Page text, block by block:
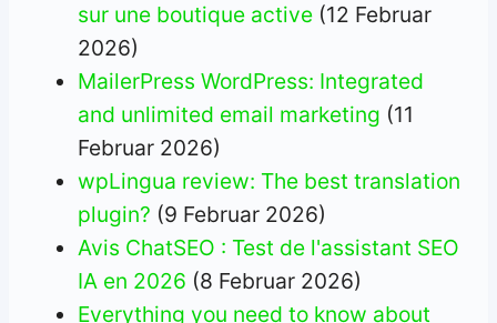
sur une boutique active (12 Februar
2026)
MailerPress WordPress: Integrated
and unlimited email marketing (11
Februar 2026)
wpLingua review: The best translation
plugin? (9 Februar 2026)
Avis ChatSEO : Test de l'assistant SEO
IA en 2026 (8 Februar 2026)
Everything you need to know about